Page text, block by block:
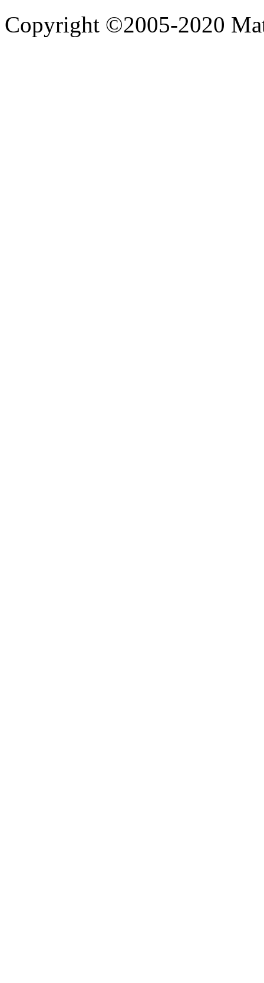
Copyright ©2005-2020